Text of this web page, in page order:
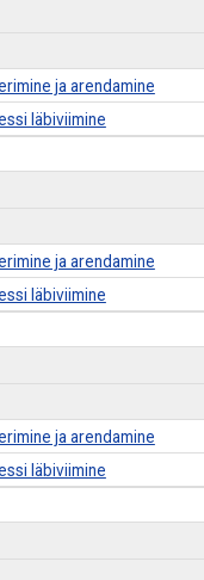
ja arendamine
läbiviimine
ja arendamine
läbiviimine
ja arendamine
läbiviimine